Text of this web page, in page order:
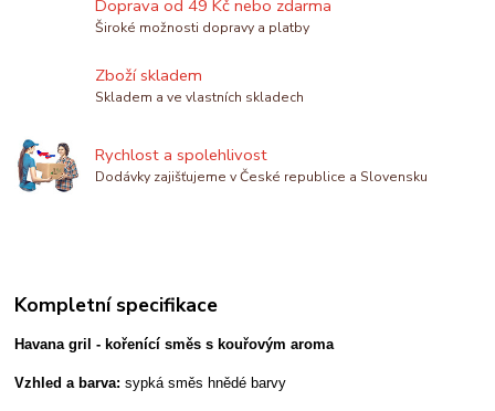
Doprava od 49 Kč nebo zdarma
Široké možnosti dopravy a platby
Zboží skladem
Skladem a ve vlastních skladech
Rychlost a spolehlivost
Dodávky zajišťujeme v České republice a Slovensku
Kompletní specifikace
Havana gril - kořenící směs s kouřovým aroma
Vzhled a barva: sypká směs hnědé barvy